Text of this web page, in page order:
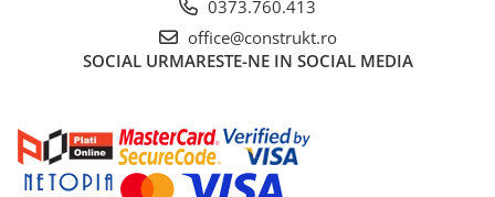
Accesorii bucatarie
Accesorii lavoare
Accesorii cazi si cabine de dus
Articole sanitare
0373.760.413
office@construkt.ro
SOCIAL URMARESTE-NE IN SOCIAL MEDIA